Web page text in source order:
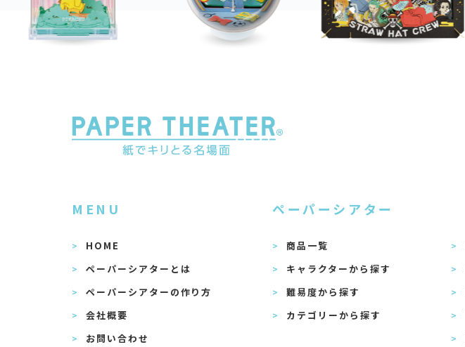
MENU
HOME
ペーパーシアターとは
ペーパーシアターの作り方
会社概要
お問い合わせ
ペーパーシアター
商品一覧
キャラクターから探す
難易度から探す
カテゴリーから探す